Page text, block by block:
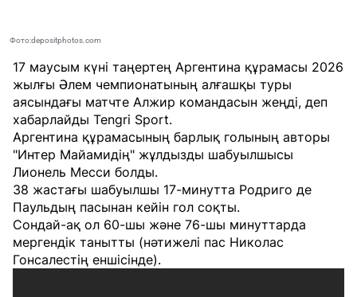
Фото:depositphotos.com
17 маусым күні таңертең Аргентина құрамасы 2026
жылғы Әлем чемпионатының алғашқы туры
аясындағы матчте Алжир командасын жеңді, деп
хабарлайды Tengri Sport.
Аргентина құрамасының барлық голының авторы
"Интер Майамидің" жұлдызды шабуылшысы
Лионель Месси болды.
38 жастағы шабуылшы 17-минутта Родриго де
Паульдың пасынан кейін гол соқты.
Сондай-ақ ол 60-шы және 76-шы минуттарда
мергендік танытты (нәтижелі пас Николас
Гонсалестің еншісінде).